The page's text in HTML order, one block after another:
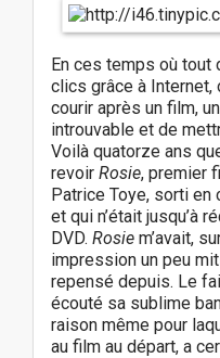
En ces temps où
clics grâce à Internet,
courir après un film,
introuvable et de
Voilà quatorze ans
revoir Rosie, premier
Patrice Toye, sorti en
et qui n’était jusqu’à
DVD. Rosie m’avait,
impression un peu
repensé depuis. Le
écouté sa sublime
raison même pour
au film au départ, a